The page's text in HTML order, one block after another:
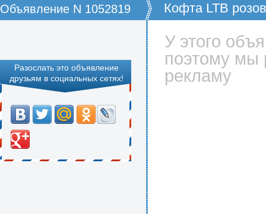
Объявление N 1052819 Кофта LTB
Разослать это объявление
друзьям в социальных сетях!
У этого
поэтому мы
рекламу